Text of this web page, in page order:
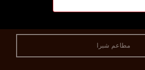
مطاعم شبرا